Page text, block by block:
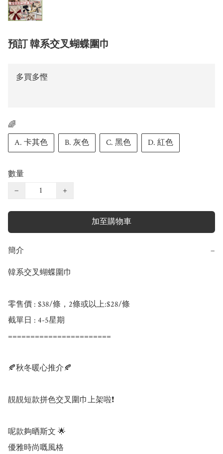
預訂 韓系交叉蝴蝶圍巾
多買多慳
🌈
A. 卡其色
B. 灰色 C. 黑色 D. 紅色
數量
−
+
加至購物車
簡介 −
韓系交叉蝴蝶圍巾
零售價 : $38/條，2條或以上:$28/條
截單日 : 4-5星期
=======================
🍂秋冬暖心推介🍂
靚靚短款拼色交叉圍巾上架啦❗
呢款夠晒斯文 🌟
優雅時尚嘅風格